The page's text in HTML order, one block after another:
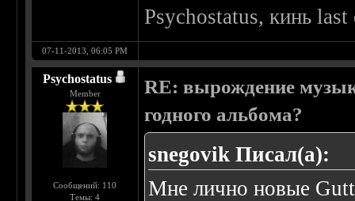
Psychostatus, кинь last
07-11-2013, 06:05 PM
Psychostatus
Member
Сообщений: 110
Темы: 4
RE: вырождение
годного альбома?
snegovik Писал(а):
Мне лично новые